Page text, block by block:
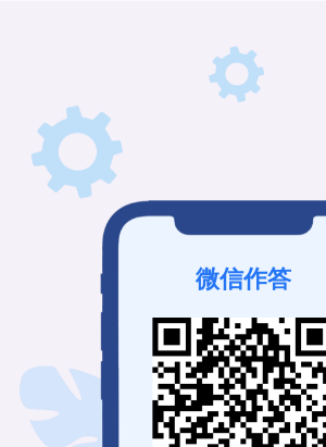
该问卷未发布
微信作答